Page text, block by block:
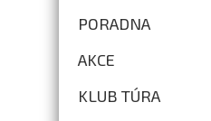
PORADNA
AKCE
KLUB TÚRA